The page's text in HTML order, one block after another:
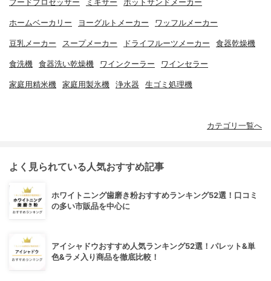
フードプロセッサー ミキサー ホットサンドメーカー
ホームベーカリー ヨーグルトメーカー ワッフルメーカー
豆乳メーカー スープメーカー ドライフルーツメーカー 食器乾燥機
食洗機 食器洗い乾燥機 ワインクーラー ワインセラー
家庭用精米機 家庭用製氷機 浄水器 生ゴミ処理機
カテゴリ一覧へ
よく見られている人気おすすめ記事
ホワイトニング歯磨き粉おすすめランキング52選！口コミ
の多い市販品を中心に
アイシャドウおすすめ人気ランキング52選！パレット&単
色&ラメ入り商品を徹底比較！